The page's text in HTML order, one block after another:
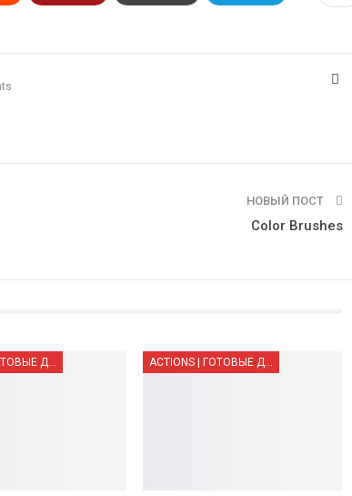
НОВЫЙ ПОСТ
Color Brushes